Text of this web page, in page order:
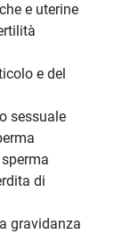
e uterine
e del
sessuale
di
gravidanza